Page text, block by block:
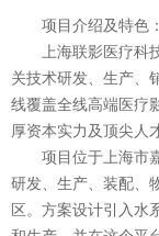
项目介绍及特色：
上海联影医疗科
关技术研发、生产、
线覆盖全线高端医疗
厚资本实力及顶尖人
项目位于上海市
研发、生产、装配、
区。方案设计引入水